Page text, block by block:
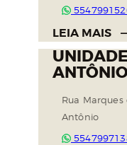
LEIA MAIS
Rua
Antônio